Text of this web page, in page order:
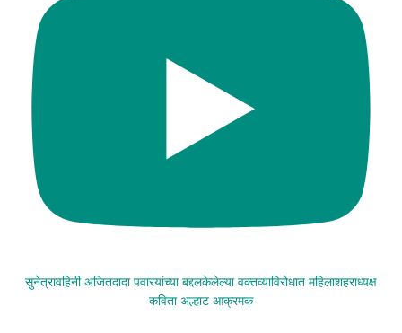
सुनेत्रावहिनी अजितदादा पवारयांच्या बद्दलकेलेल्या वक्तव्याविरोधात महिलाशहराध्यक्ष
कविता अल्हाट आक्रमक